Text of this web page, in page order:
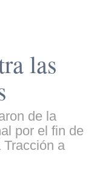
las
de la
por el fin de
Tracción a